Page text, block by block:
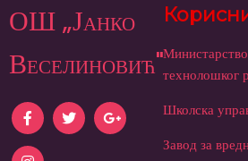
ОШ „Јанко
Веселиновић"технолошког
Школска
Завод за